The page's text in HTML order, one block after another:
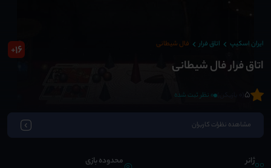
ایران اسکیپ اتاق فرار فال شیطانی
اتاق فرار فال شیطانی
16
+
5 0 نظر ثبت شده
مشاهده نظرات کاربران
ژانر محدوده بازی